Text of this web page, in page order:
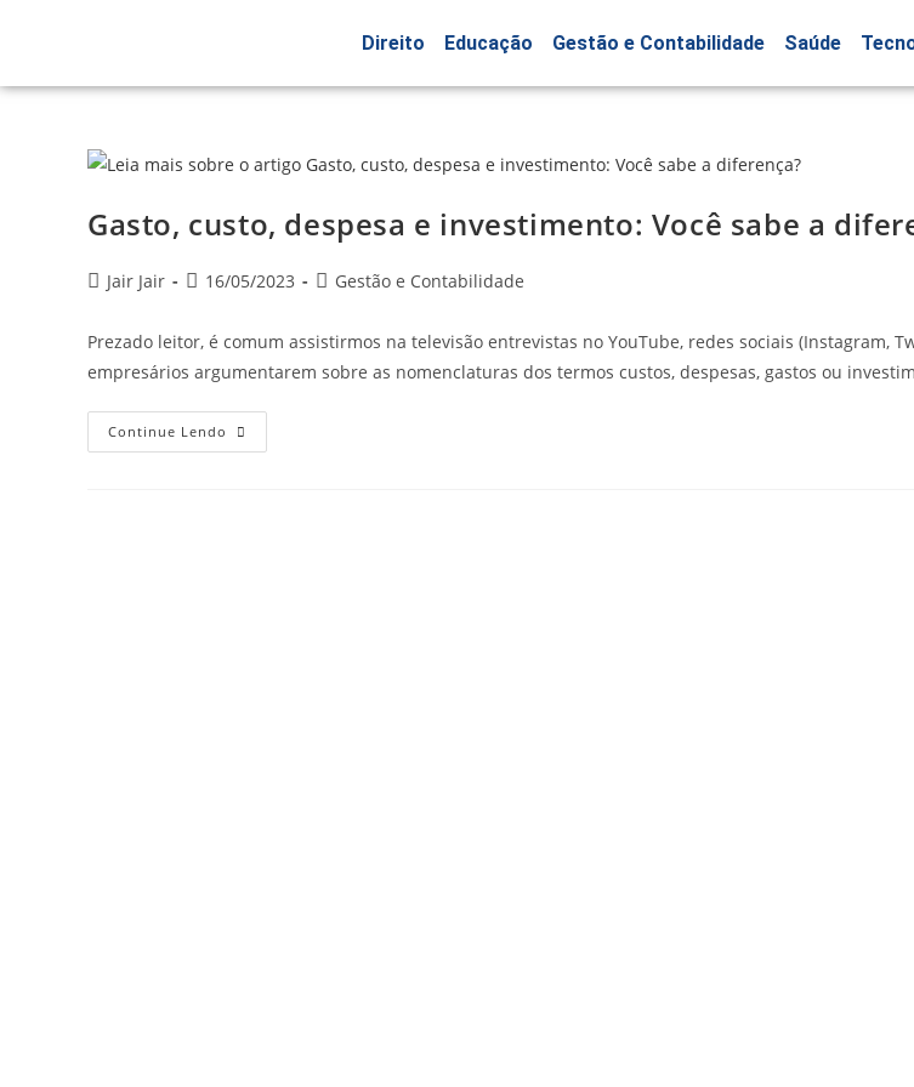
Direito Educação Gestão e Contabilidade Saúde
Gasto, custo, despesa e investimento: Você sabe a
Jair Jair 16/05/2023 Gestão e Contabilidade
Prezado leitor, é comum assistirmos na televisão entrevistas no YouTube, redes sociais (Instagram,
empresários argumentarem sobre as nomenclaturas dos termos custos, despesas, gastos ou
Continue Lendo